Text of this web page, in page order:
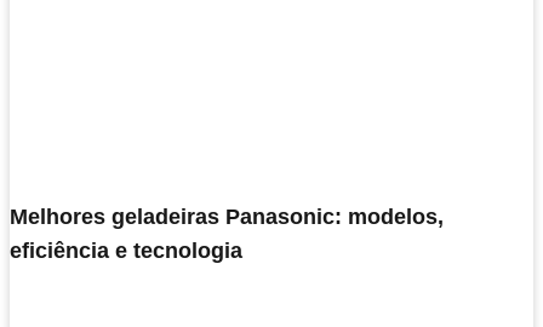
Melhores geladeiras Panasonic: modelos,
eficiência e tecnologia